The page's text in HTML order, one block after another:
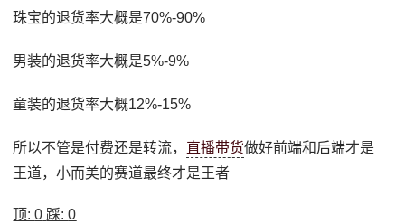
珠宝的退货率大概是70%-90%
男装的退货率大概是5%-9%
童装的退货率大概12%-15%
所以不管是付费还是转流， 直播带货做好前端和后端才是
王道，小而美的赛道最终才是王者
顶:0 踩:0